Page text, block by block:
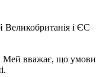
Великобританія і ЄС
​​Мей вважає, що умови